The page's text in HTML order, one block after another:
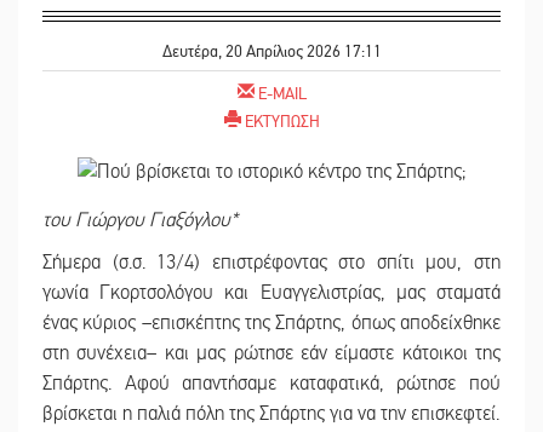
Δευτέρα, 20 Απρίλιος 2026 17:11
E-MAIL
ΕΚΤΥΠΩΣΗ
του Γιώργου Γιαξόγλου*
Σήμερα (σ.σ. 13/4) επιστρέφοντας στο σπίτι μου, στη
γωνία Γκορτσολόγου και Ευαγγελιστρίας, μας σταματά
ένας κύριος –επισκέπτης της Σπάρτης, όπως αποδείχθηκε
στη συνέχεια– και μας ρώτησε εάν είμαστε κάτοικοι της
Σπάρτης. Αφού απαντήσαμε καταφατικά, ρώτησε πού
βρίσκεται η παλιά πόλη της Σπάρτης για να την επισκεφτεί.